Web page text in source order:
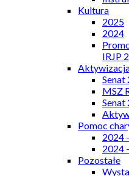
Kultura
2025
2024
IRJP
Senat
MSZ
Senat
Pomoc
2024
2024
Pozostałe